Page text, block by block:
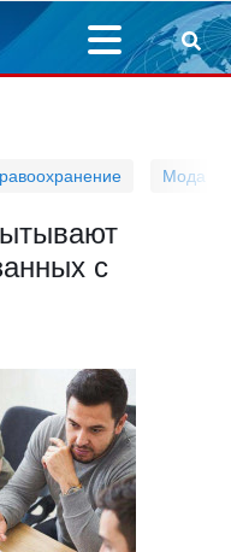
Мода
с